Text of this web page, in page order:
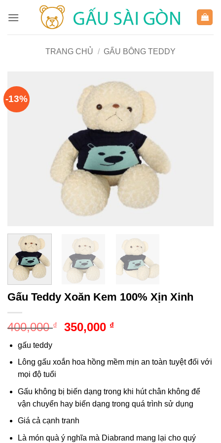
qua
TRANG CHỦ / GẤU BÔNG TEDDY
-13%
Gấu Teddy Xoăn Kem 100% Xịn Xinh
400,000₫
Giá
400,000 ₫.
350,000 ₫Giá
là:
gấu teddy
Lông gấu xoắn hoa hồng mềm mịn an toàn tuyệt đối với
mọi độ tuổi
Gấu không bị biến dạng trong khi hút chân không để
vận chuyển hay biến dạng trong quá trình sử dụng
Giá cả cạnh tranh
Là món quà ý nghĩa mà Diabrand mang lại cho quý